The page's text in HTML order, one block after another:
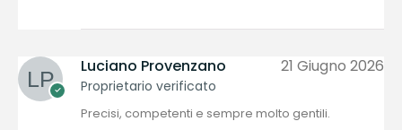
Luciano Provenzano
Proprietario verificato
21 Giugno 2026
Precisi, competenti e sempre molto gentili.